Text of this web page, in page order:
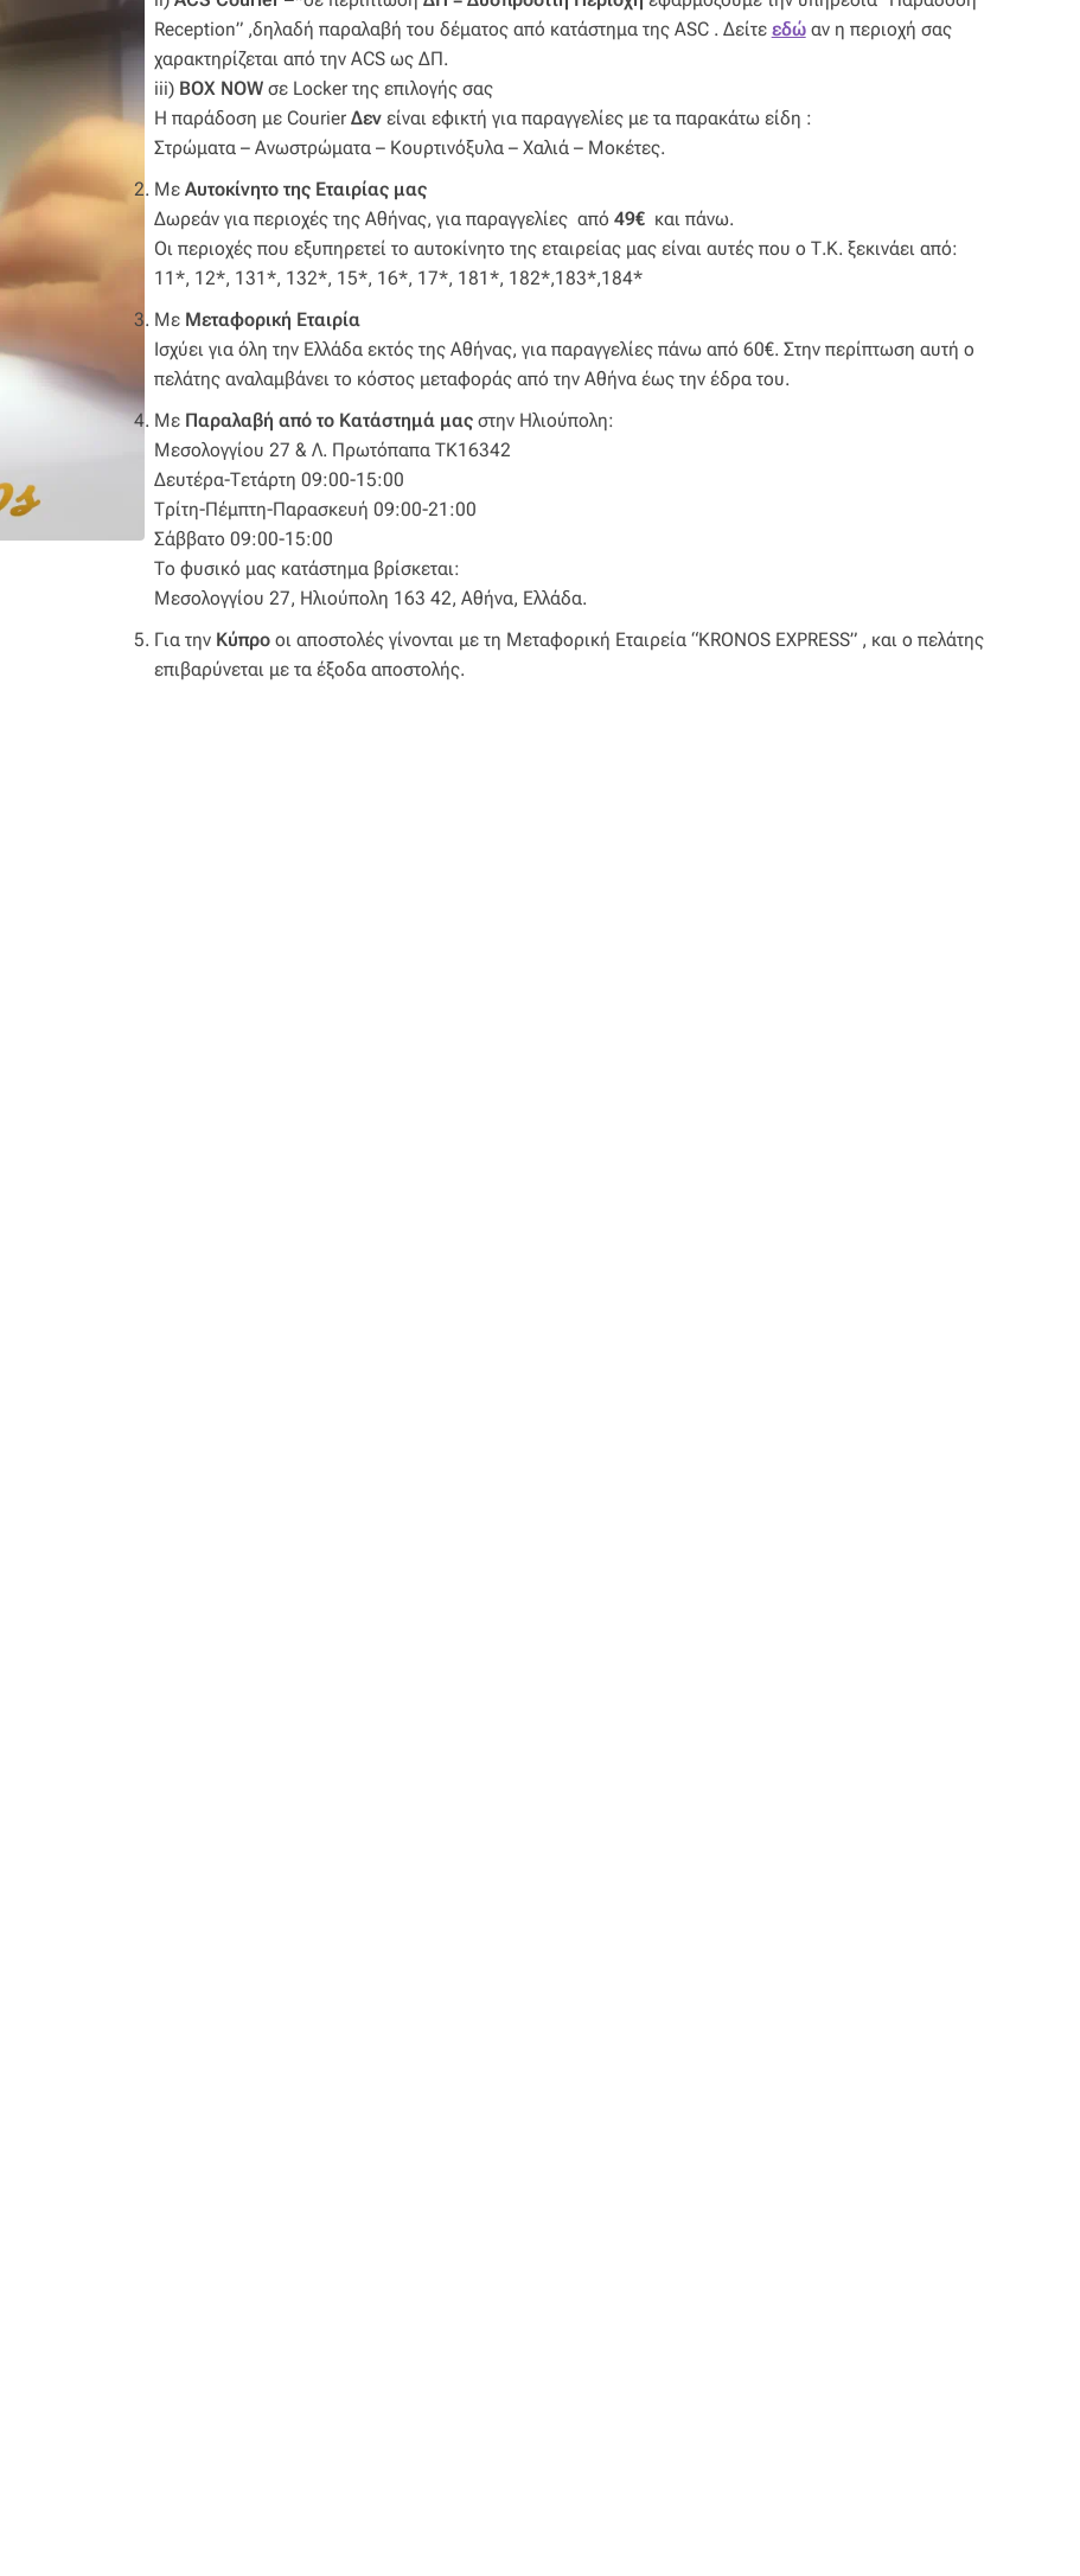
Reception” ,δηλαδή παραλαβή του δέματος από κατάστημα της ASC . Δείτε εδώαν η περιοχή σας
χαρακτηρίζεται από την ACS ως ΔΠ.
iii) BOX NOW σε Locker της επιλογής σας
Η παράδοση με Courier Δενείναι εφικτή για παραγγελίες με τα παρακάτω είδη :
Στρώματα – Ανωστρώματα – Κουρτινόξυλα – Χαλιά – Μοκέτες.
Με Αυτοκίνητο της Εταιρίας μας
Δωρεάν για περιοχές της Αθήνας, για παραγγελίες από 49€και πάνω.
Οι περιοχές που εξυπηρετεί το αυτοκίνητο της εταιρείας μας είναι αυτές που ο Τ.Κ. ξεκινάει από:
11*, 12*, 131*, 132*, 15*, 16*, 17*, 181*, 182*,183*,184*
Με Μεταφορική Εταιρία
Ισχύει για όλη την Ελλάδα εκτός της Αθήνας, για παραγγελίες πάνω από 60€. Στην περίπτωση αυτή ο
πελάτης αναλαμβάνει το κόστος μεταφοράς από την Αθήνα έως την έδρα του.
Με Παραλαβή από το Κατάστημά μαςστην Ηλιούπολη:
Μεσολογγίου 27 & Λ. Πρωτόπαπα ΤΚ16342
Δευτέρα-Τετάρτη 09:00-15:00
Τρίτη-Πέμπτη-Παρασκευή 09:00-21:00
Σάββατο 09:00-15:00
Το φυσικό μας κατάστημα βρίσκεται:
Μεσολογγίου 27, Ηλιούπολη 163 42, Αθήνα, Ελλάδα.
Για την Κύπροοι αποστολές γίνονται με τη Μεταφορική Εταιρεία “KRONOS EXPRESS” , και ο πελάτης
επιβαρύνεται με τα έξοδα αποστολής.